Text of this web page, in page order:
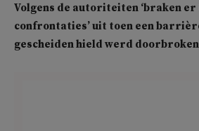
Volgens de autoriteiten ‘braken er
confrontaties’ uit toen een
gescheiden hield werd